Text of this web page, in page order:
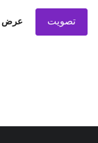
تصويت عرض